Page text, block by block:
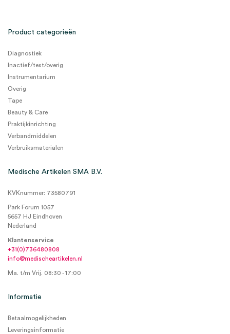
Product categorieën
Diagnostiek
Inactief/test/overig
Instrumentarium
Overig
Tape
Beauty & Care
Praktijkinrichting
Verbandmiddelen
Verbruiksmaterialen
Medische Artikelen SMA B.V.
KVKnummer: 73580791
Park Forum 1057
5657 HJ Eindhoven
Nederland
Klantenservice
+31(0)736480808
info@medischeartikelen.nl
Ma. t/m Vrij. 08:30 - 17:00
Informatie
Betaalmogelijkheden
Leveringsinformatie